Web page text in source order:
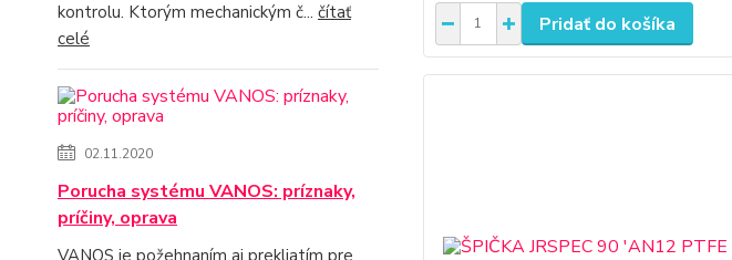
kontrolu. Ktorým mechanickým č... čítať
celé
02.11.2020
Porucha systému VANOS: príznaky,
príčiny, oprava
VANOS je požehnaním aj prekliatím pre
Pridať do košíka